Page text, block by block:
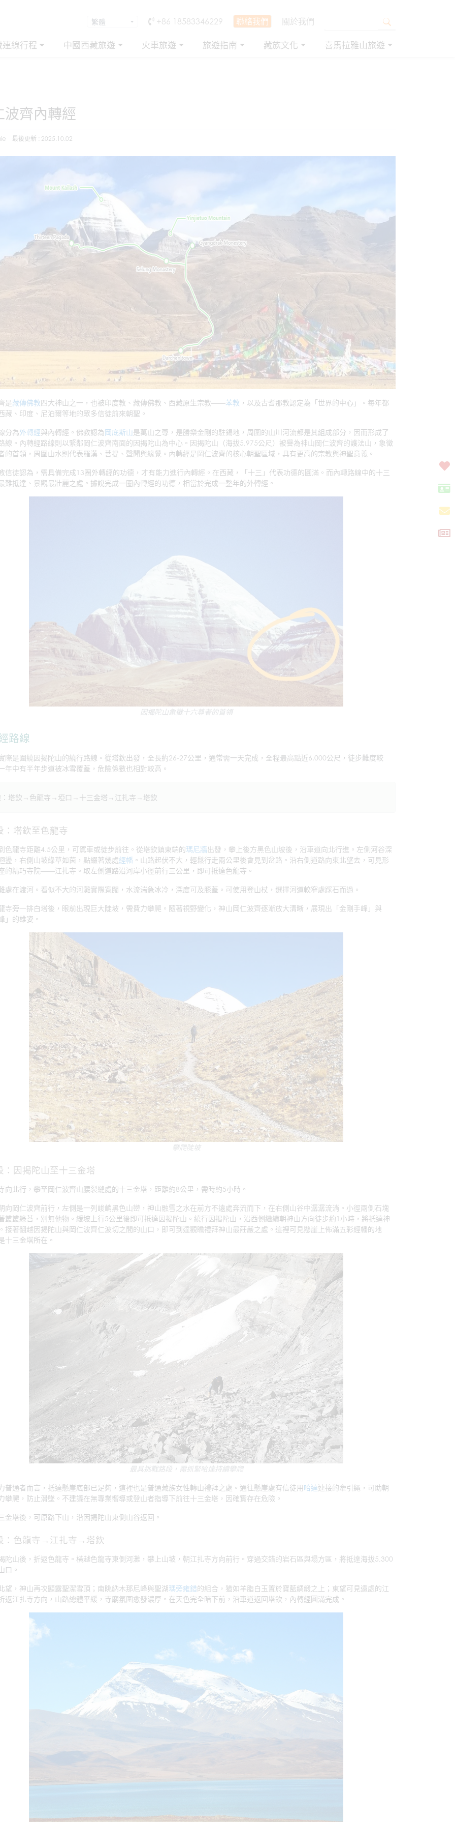
+86 18583346229 聯絡我們 關於我們
線行程 中國西藏旅遊 火車旅遊 旅遊指南 藏族文化 喜馬拉雅山旅遊
波齊內轉經
最後更新 : 2025.10.02
是藏傳佛教四大神山之一，也被印度教、藏傳佛教、西藏原生宗教——苯教 ，以及古耆那教認定為「世界的中心」。每年都
藏、印度、尼泊爾等地的眾多信徒前來朝聖。
分為外轉經與內轉經。佛教認為岡底斯山是萬山之尊，是勝樂金剛的駐錫地，周圍的山川河流都是其組成部分，因而形成了
線。內轉經路線則以緊鄰岡仁波齊南面的因揭陀山為中心。因揭陀山（海拔5,975公尺）被譽為神山岡仁波齊的護法山，象徵
的首領，周圍山水則代表羅漢、菩提、聲聞與緣覺。內轉經是岡仁波齊的核心朝聖區域，具有更高的宗教與神聖意義。
信徒認為，需具備完成13圈外轉經的功德，才有能力進行內轉經。在西藏，「十三」代表功德的圓滿。而內轉路線中的十三
難抵達、景觀最壯麗之處。據說完成一圈內轉經的功德，相當於完成一整年的外轉經。
因揭陀山象徵十六尊者的首領
路線
際是圍繞因揭陀山的繞行路線。從塔欽出發，全長約26-27公里，通常需一天完成，全程最高點近6,000公尺，徒步難度較
年中有半年步道被冰雪覆蓋，危險係數也相對較高。
：塔欽→色龍寺→埡口→十三金塔→江扎寺→塔欽
：塔欽至色龍寺
色龍寺距離4.5公里，可駕車或徒步前往。從塔欽鎮東端的瑪尼牆出發，攀上後方黑色山坡後，沿車道向北行進。左側河谷深
盪，右側山坡綠草如茵，點綴著幾處經幡 。山路起伏不大，輕鬆行走兩公里後會見到岔路。沿右側道路向東北望去，可見形
的精巧寺院——江扎寺。取左側道路沿河岸小徑前行三公里，即可抵達色龍寺。
處在渡河。看似不大的河灘實際寬闊，水流湍急冰冷，深度可及膝蓋。可使用登山杖，選擇河道較窄處踩石而過。
寺旁一排白塔後，眼前出現巨大陡坡，需費力攀爬。隨著視野變化，神山岡仁波齊逐漸放大清晰，展現出「金剛手峰」與
」的雄姿。
攀爬陡坡
：因揭陀山至十三金塔
向北行，攀至岡仁波齊山腰裂縫處的十三金塔，距離約8公里，需時約5小時。
向岡仁波齊前行，左側是一列峻峭黑色山巒，神山融雪之水在前方不遠處奔流而下，在右側山谷中潺潺流淌。小徑兩側石塊
叢叢綠苔，別無他物。緩坡上行5公里後即可抵達因揭陀山。繞行因揭陀山，沿西側繼續朝神山方向徒步約1小時，將抵達神
接著翻越因揭陀山與岡仁波齊仁波切之間的山口，即可到達觀瞻禮拜神山最莊嚴之處。這裡可見懸崖上佈滿五彩經幡的地
十三金塔所在。
最具挑戰路段，需抓緊哈達持續攀爬
普通者而言，抵達懸崖底部已足夠，這裡也是普通藏族女性轉山禮拜之處。通往懸崖處有信徒用哈達連接的牽引繩，可助朝
攀爬，防止滑墜。不建議在無專業嚮導或登山者指導下前往十三金塔，因確實存在危險。
金塔後，可原路下山，沿因揭陀山東側山谷返回。
：色龍寺→江扎寺→塔欽
陀山後，折返色龍寺。橫越色龍寺東側河灘，攀上山坡，朝江扎寺方向前行。穿過交錯的岩石區與塌方區，將抵達海拔5,300
口。
望，神山再次顯露聖潔雪頂；南眺納木那尼峰與聖湖瑪旁雍錯的組合，猶如羊脂白玉置於寶藍綢緞之上；東望可見遠處的江
返江扎寺方向，山路總體平緩，寺廟氛圍愈發濃厚。在天色完全暗下前，沿車道返回塔欽，內轉經圓滿完成。